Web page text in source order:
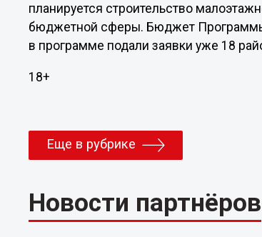
планируется строительство
бюджетной сферы. Бюджет Программы
в программе подали заявки уже 18
18+
Еще в рубрике
Новости партнёров